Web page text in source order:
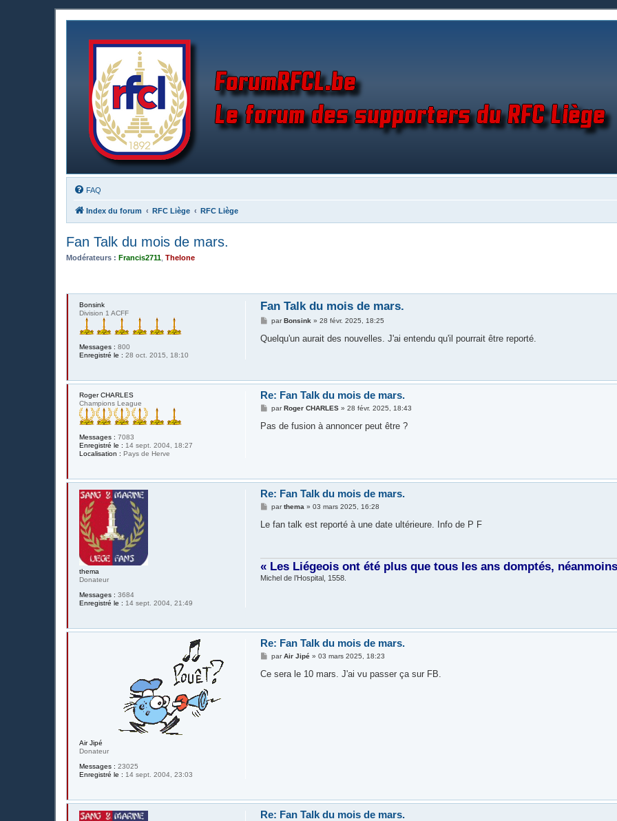
FAQ
Index du forum RFC Liège RFC Liège
Fan Talk du mois de mars.
Modérateurs : Francis2711 Thelone
Bonsink
Division 1 ACFF
Messages : 800
Enregistré le : 28 oct. 2015, 18:10
Fan Talk du mois de mars.
M
s
parBonsink »28 févr. 2025, 18:25
Quelqu'un aurait des nouvelles. J'ai entendu qu'il pourrait être reporté.
Roger CHARLES
Champions League
Messages : 7083
Enregistré le : 14 sept. 2004, 18:27
Localisation : Pays de Herve
Re: Fan Talk du mois de mars.
M
s
parRoger CHARLES »28 févr. 2025, 18:43
Pas de fusion à annoncer peut être ?
thema
Donateur
Messages : 3684
Enregistré le : 14 sept. 2004, 21:49
Re: Fan Talk du mois de mars.
M
s
parthema »03 mars 2025, 16:28
Le fan talk est reporté à une date ultérieure. Info de P F
« Les Liégeois ont été plus que tous les ans domptés,
Michel de l’Hospital, 1558.
Air Jipé
Donateur
Messages : 23025
Enregistré le : 14 sept. 2004, 23:03
Re: Fan Talk du mois de mars.
M
s
parAir Jipé »03 mars 2025, 18:23
Ce sera le 10 mars. J'ai vu passer ça sur FB.
Re: Fan Talk du mois de mars.